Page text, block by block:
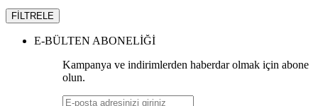
FİLTRELE
E-BÜLTEN ABONELİĞİ
Kampanya ve indirimlerden haberdar olmak için abone
olun.